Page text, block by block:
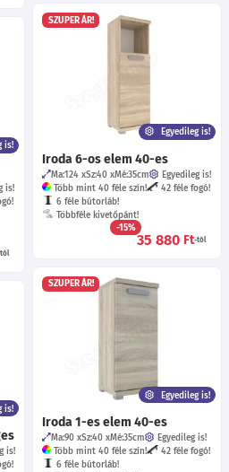
SZUPER ÁR!
Egyedileg is!
Iroda 6-os elem 40-es
Ma:124 Sz:40 Mé:35cm
Egyedileg is!
Több mint 40 féle szín!
42 féle fogó!
6 féle bútorláb!
Többféle kivetőpánt!
-15%
35 880 Ft-tól
is!
is!
SZUPER ÁR!
Egyedileg is!
Iroda 1-es elem 40-es
Ma:90 Sz:40 Mé:35cm
Egyedileg is!
Több mint 40 féle szín!
42 féle fogó!
6 féle bútorláb!
is!
is!